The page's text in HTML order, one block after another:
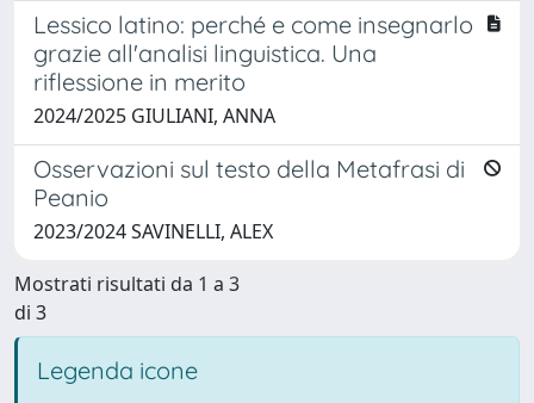
Lessico latino: perché e come insegnarlo
grazie all'analisi linguistica. Una
riflessione in merito
2024/2025 GIULIANI, ANNA
Osservazioni sul testo della Metafrasi di
Peanio
2023/2024 SAVINELLI, ALEX
Mostrati risultati da 1 a 3
di 3
Legenda icone